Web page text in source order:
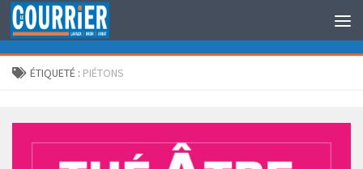
Au dessous du contenu
ÉTIQUETÉ : PIÉTONS